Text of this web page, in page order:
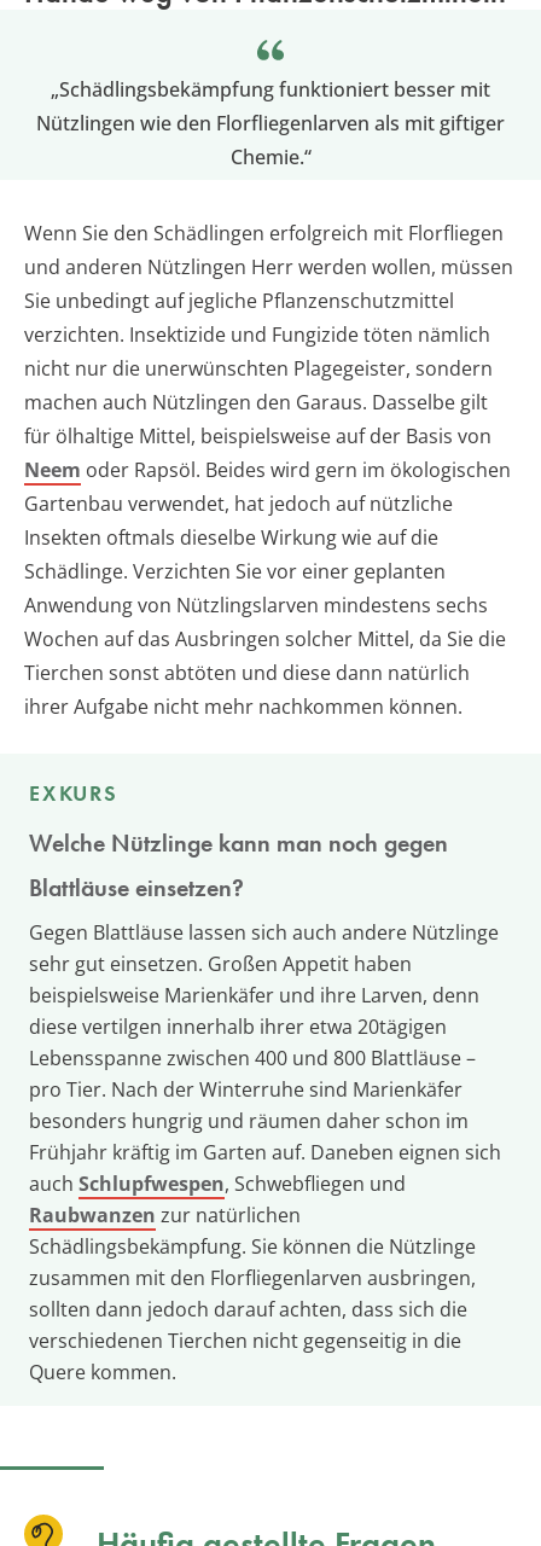
„Schädlingsbekämpfung funktioniert besser mit
Nützlingen wie den Florfliegenlarven als mit giftiger
Chemie.“
Wenn Sie den Schädlingen erfolgreich mit Florfliegen
und anderen Nützlingen Herr werden wollen, müssen
Sie unbedingt auf jegliche Pflanzenschutzmittel
verzichten. Insektizide und Fungizide töten nämlich
nicht nur die unerwünschten Plagegeister, sondern
machen auch Nützlingen den Garaus. Dasselbe gilt
für ölhaltige Mittel, beispielsweise auf der Basis von
Neem oder Rapsöl. Beides wird gern im ökologischen
Gartenbau verwendet, hat jedoch auf nützliche
Insekten oftmals dieselbe Wirkung wie auf die
Schädlinge. Verzichten Sie vor einer geplanten
Anwendung von Nützlingslarven mindestens sechs
Wochen auf das Ausbringen solcher Mittel, da Sie die
Tierchen sonst abtöten und diese dann natürlich
ihrer Aufgabe nicht mehr nachkommen können.
EXKURS
Welche Nützlinge kann man noch gegen
Blattläuse einsetzen?
Gegen Blattläuse lassen sich auch andere Nützlinge
sehr gut einsetzen. Großen Appetit haben
beispielsweise Marienkäfer und ihre Larven, denn
diese vertilgen innerhalb ihrer etwa 20tägigen
Lebensspanne zwischen 400 und 800 Blattläuse –
pro Tier. Nach der Winterruhe sind Marienkäfer
besonders hungrig und räumen daher schon im
Frühjahr kräftig im Garten auf. Daneben eignen sich
auch Schlupfwespen, Schwebfliegen und
Raubwanzen zur natürlichen
Schädlingsbekämpfung. Sie können die Nützlinge
zusammen mit den Florfliegenlarven ausbringen,
sollten dann jedoch darauf achten, dass sich die
verschiedenen Tierchen nicht gegenseitig in die
Quere kommen.